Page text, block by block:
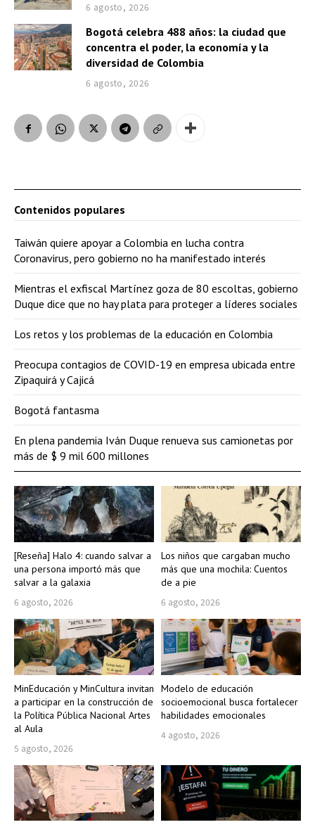
6 agosto, 2026
Bogotá celebra 488 años: la ciudad que
concentra el poder, la economía y la
diversidad de Colombia
6 agosto, 2026
[Reseña] Halo 4: cuando salvar a
una persona importó más que
salvar a la galaxia
6 agosto, 2026
Los niños que cargaban mucho
más que una mochila: Cuentos
de a pie
6 agosto, 2026
MinEducación y MinCultura invitan
a participar en la construcción de
la Política Pública Nacional Artes
al Aula
5 agosto, 2026
Modelo de educación
socioemocional busca fortalecer
habilidades emocionales
4 agosto, 2026
Contenidos populares
Taiwán quiere apoyar a Colombia en lucha contra
Coronavirus, pero gobierno no ha manifestado interés
Mientras el exfiscal Martínez goza de 80 escoltas, gobierno
Duque dice que no hay plata para proteger a líderes sociales
Los retos y los problemas de la educación en Colombia
Preocupa contagios de COVID-19 en empresa ubicada entre
Zipaquirá y Cajicá
Bogotá fantasma
En plena pandemia Iván Duque renueva sus camionetas por
más de $ 9 mil 600 millones